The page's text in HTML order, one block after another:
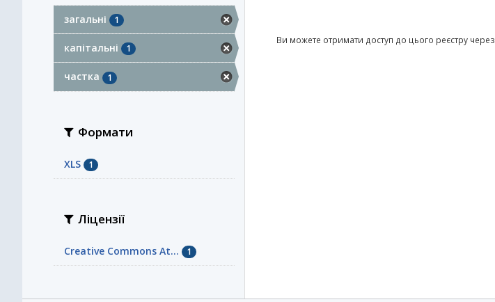
загальні 1
капітальні 1
частка 1
Формати
XLS 1
Ліцензії
Creative Commons At... 1
Ви можете отримати доступ до цього реєстру через